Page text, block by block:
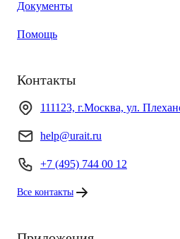
Документы
Помощь
Контакты
111123, г.Москва, ул.
help@urait.ru
+7 (495) 744 00 12
Все контакты